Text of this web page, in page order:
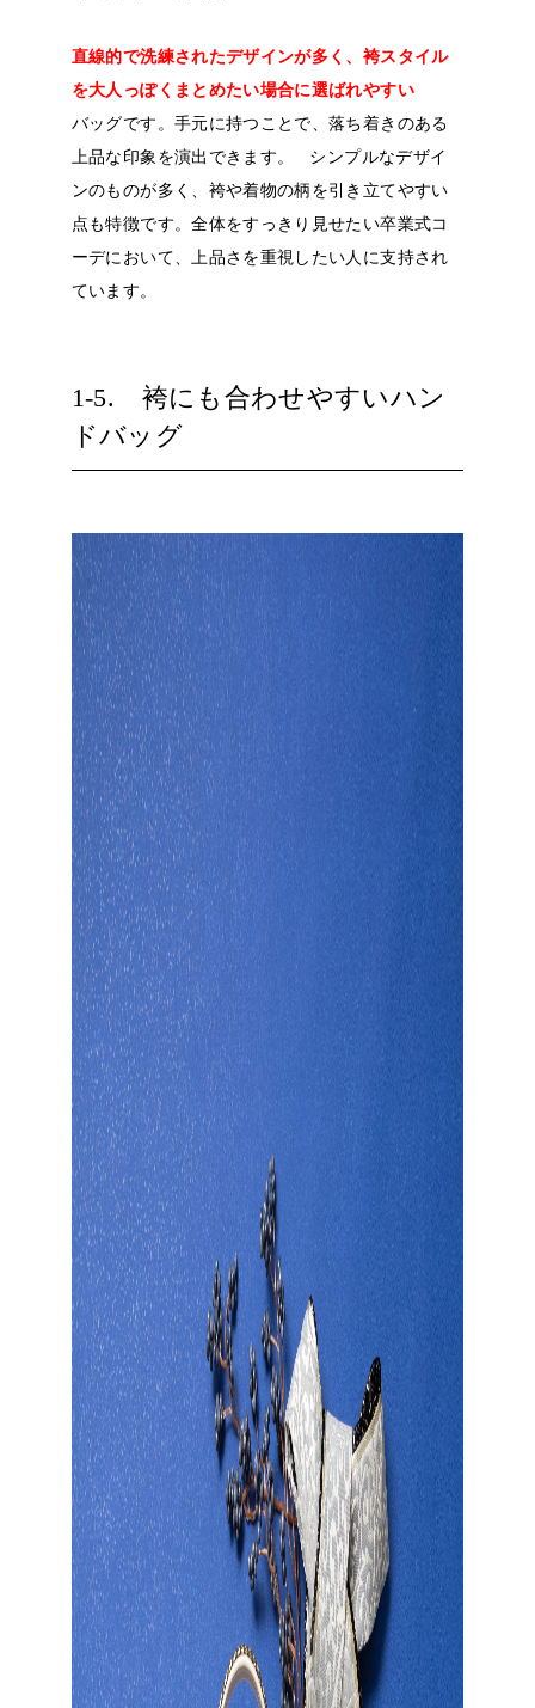
直線的で洗練されたデザインが多く、袴スタイル
を大人っぽくまとめたい場合に選ばれやすい
バッグです。手元に持つことで、落ち着きのある
上品な印象を演出できます。
シンプルなデザイ
ンのものが多く、袴や着物の柄を引き立てやすい
点も特徴です。全体をすっきり見せたい卒業式コ
ーデにおいて、上品さを重視したい人に支持され
ています。
1-5. 袴にも合わせやすいハン
ドバッグ